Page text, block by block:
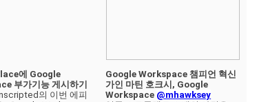
에 Google
부가기능 게시하기
의 이번 에피
Google Workspace 챔피언 혁신
가인 마틴 호크시, Google
Workspace @mhawksey